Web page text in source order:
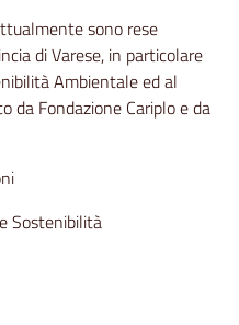
sono rese
di Varese, in particolare
Ambientale ed al
da Fondazione Cariplo e da
Sostenibilità